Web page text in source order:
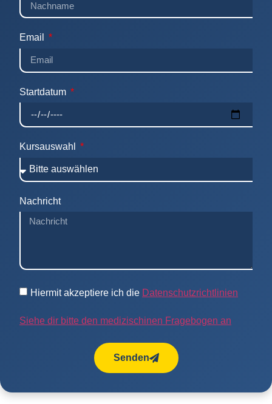
Email
Startdatum
Kursauswahl
Nachricht
Hiermit akzeptiere ich die Datenschutzrichtlinien
Siehe dir bitte den medizischinen Fragebogen an
Senden